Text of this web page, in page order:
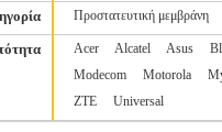
Προστατευτική μεμβράνη
Acer Alcatel Asus
Modecom
Motorola
ZTE
Universal